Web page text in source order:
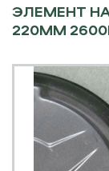
ЭЛЕМЕНТ
220ММ